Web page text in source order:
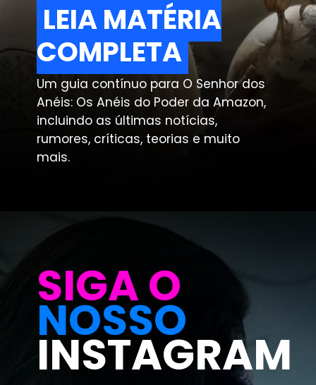
LEIA MATÉRIA
COMPLETA
LEIA MATÉRIA
COMPLETA
Um guia contínuo para O Senhor dos
Anéis: Os Anéis do Poder da Amazon,
incluindo as últimas notícias,
rumores, críticas, teorias e muito
mais.
Opening
SIGA O
NOSSO
INSTAGRAM